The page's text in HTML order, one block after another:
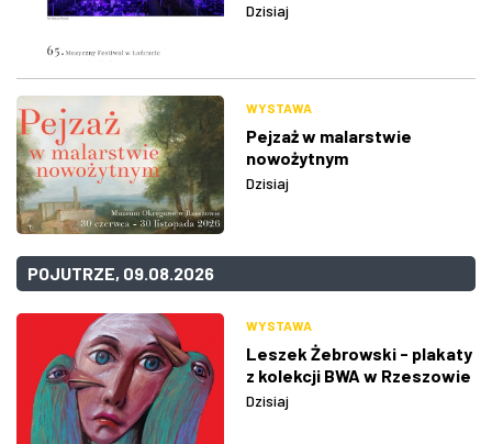
Dzisiaj
WYSTAWA
Pejzaż w malarstwie
nowożytnym
Dzisiaj
POJUTRZE, 09.08.2026
WYSTAWA
Leszek Żebrowski - plakaty
z kolekcji BWA w Rzeszowie
Dzisiaj